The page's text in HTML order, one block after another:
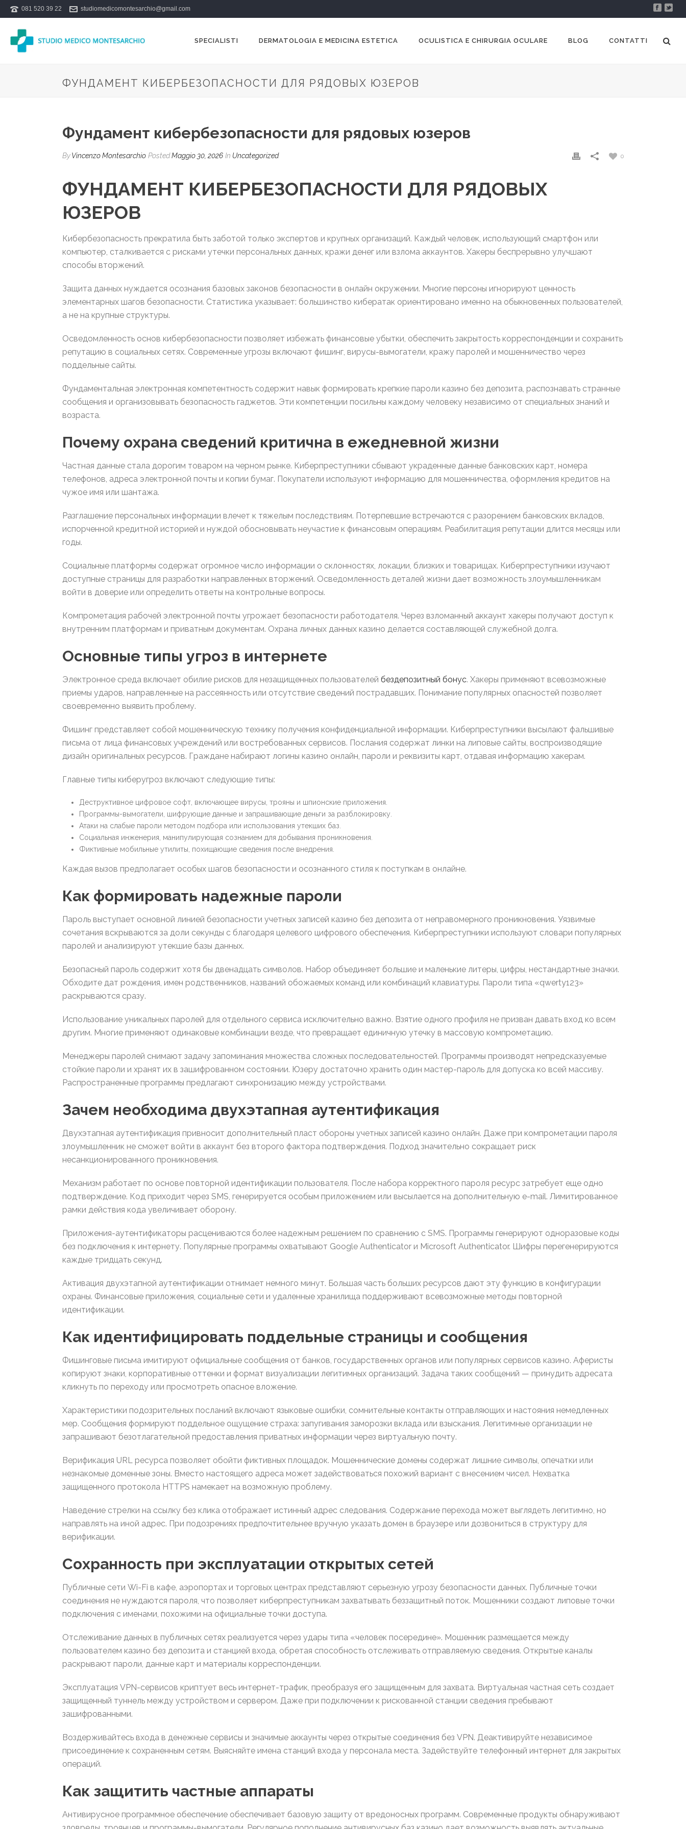
081 520 39 22 studiomedicomontesarchio@gmail.com
SPECIALISTI DERMATOLOGIA E MEDICINA ESTETICA OCULISTICA E CHIRURGIA OCULARE BLOG CONTATTI
ФУНДАМЕНТ КИБЕРБЕЗОПАСНОСТИ ДЛЯ РЯДОВЫХ ЮЗЕРОВ
Фундамент кибербезопасности для рядовых юзеров
ByVincenzo Montesarchio PostedMaggio 30, 2026 In Uncategorized 0
ФУНДАМЕНТ КИБЕРБЕЗОПАСНОСТИ ДЛЯ РЯДОВЫХ
ЮЗЕРОВ
Кибербезопасность прекратила быть заботой только экспертов и крупных организаций. Каждый человек, использующий смартфон или
компьютер, сталкивается с рисками утечки персональных данных, кражи денег или взлома аккаунтов. Хакеры беспрерывно улучшают
способы вторжений.
Защита данных нуждается осознания базовых законов безопасности в онлайн окружении. Многие персоны игнорируют ценность
элементарных шагов безопасности. Статистика указывает: большинство кибератак ориентировано именно на обыкновенных пользователей,
а не на крупные структуры.
Осведомленность основ кибербезопасности позволяет избежать финансовые убытки, обеспечить закрытость корреспонденции и сохранить
репутацию в социальных сетях. Современные угрозы включают фишинг, вирусы-вымогатели, кражу паролей и мошенничество через
поддельные сайты.
Фундаментальная электронная компетентность содержит навык формировать крепкие пароли казино без депозита, распознавать странные
сообщения и организовывать безопасность гаджетов. Эти компетенции посильны каждому человеку независимо от специальных знаний и
возраста.
Почему охрана сведений критична в ежедневной жизни
Частная данные стала дорогим товаром на черном рынке. Киберпреступники сбывают украденные данные банковских карт, номера
телефонов, адреса электронной почты и копии бумаг. Покупатели используют информацию для мошенничества, оформления кредитов на
чужое имя или шантажа.
Разглашение персональных информации влечет к тяжелым последствиям. Потерпевшие встречаются с разорением банковских вкладов,
испорченной кредитной историей и нуждой обосновывать неучастие к финансовым операциям. Реабилитация репутации длится месяцы или
годы.
Социальные платформы содержат огромное число информации о склонностях, локации, близких и товарищах. Киберпреступники изучают
доступные страницы для разработки направленных вторжений. Осведомленность деталей жизни дает возможность злоумышленникам
войти в доверие или определить ответы на контрольные вопросы.
Компрометация рабочей электронной почты угрожает безопасности работодателя. Через взломанный аккаунт хакеры получают доступ к
внутренним платформам и приватным документам. Охрана личных данных казино делается составляющей служебной долга.
Основные типы угроз в интернете
Электронное среда включает обилие рисков для незащищенных пользователей бездепозитный бонус. Хакеры применяют всевозможные
приемы ударов, направленные на рассеянность или отсутствие сведений пострадавших. Понимание популярных опасностей позволяет
своевременно выявить проблему.
Фишинг представляет собой мошенническую технику получения конфиденциальной информации. Киберпреступники высылают фальшивые
письма от лица финансовых учреждений или востребованных сервисов. Послания содержат линки на липовые сайты, воспроизводящие
дизайн оригинальных ресурсов. Граждане набирают логины казино онлайн, пароли и реквизиты карт, отдавая информацию хакерам.
Главные типы киберугроз включают следующие типы:
Деструктивное цифровое софт, включающее вирусы, трояны и шпионские приложения.
Программы-вымогатели, шифрующие данные и запрашивающие деньги за разблокировку.
Атаки на слабые пароли методом подбора или использования утекших баз.
Социальная инженерия, манипулирующая сознанием для добывания проникновения.
Фиктивные мобильные утилиты, похищающие сведения после внедрения.
Каждая вызов предполагает особых шагов безопасности и осознанного стиля к поступкам в онлайне.
Как формировать надежные пароли
Пароль выступает основной линией безопасности учетных записей казино без депозита от неправомерного проникновения. Уязвимые
сочетания вскрываются за доли секунды с благодаря целевого цифрового обеспечения. Киберпреступники используют словари популярных
паролей и анализируют утекшие базы данных.
Безопасный пароль содержит хотя бы двенадцать символов. Набор объединяет большие и маленькие литеры, цифры, нестандартные значки.
Обходите дат рождения, имен родственников, названий обожаемых команд или комбинаций клавиатуры. Пароли типа «qwerty123»
раскрываются сразу.
Использование уникальных паролей для отдельного сервиса исключительно важно. Взятие одного профиля не призван давать вход ко всем
другим. Многие применяют одинаковые комбинации везде, что превращает единичную утечку в массовую компрометацию.
Менеджеры паролей снимают задачу запоминания множества сложных последовательностей. Программы производят непредсказуемые
стойкие пароли и хранят их в зашифрованном состоянии. Юзеру достаточно хранить один мастер-пароль для допуска ко всей массиву.
Распространенные программы предлагают синхронизацию между устройствами.
Зачем необходима двухэтапная аутентификация
Двухэтапная аутентификация привносит дополнительный пласт обороны учетных записей казино онлайн. Даже при компрометации пароля
злоумышленник не сможет войти в аккаунт без второго фактора подтверждения. Подход значительно сокращает риск
несанкционированного проникновения.
Механизм работает по основе повторной идентификации пользователя. После набора корректного пароля ресурс затребует еще одно
подтверждение. Код приходит через SMS, генерируется особым приложением или высылается на дополнительную e-mail. Лимитированное
рамки действия кода увеличивает оборону.
Приложения-аутентификаторы расцениваются более надежным решением по сравнению с SMS. Программы генерируют одноразовые коды
без подключения к интернету. Популярные программы охватывают Google Authenticator и Microsoft Authenticator. Шифры перегенерируются
каждые тридцать секунд.
Активация двухэтапной аутентификации отнимает немного минут. Большая часть больших ресурсов дают эту функцию в конфигурации
охраны. Финансовые приложения, социальные сети и удаленные хранилища поддерживают всевозможные методы повторной
идентификации.
Как идентифицировать поддельные страницы и сообщения
Фишинговые письма имитируют официальные сообщения от банков, государственных органов или популярных сервисов казино. Аферисты
копируют знаки, корпоративные оттенки и формат визуализации легитимных организаций. Задача таких сообщений — принудить адресата
кликнуть по переходу или просмотреть опасное вложение.
Характеристики подозрительных посланий включают языковые ошибки, сомнительные контакты отправляющих и настояния немедленных
мер. Сообщения формируют поддельное ощущение страха: запугивания заморозки вклада или взыскания. Легитимные организации не
запрашивают безотлагательной предоставления приватных информации через виртуальную почту.
Верификация URL ресурса позволяет обойти фиктивных площадок. Мошеннические домены содержат лишние символы, опечатки или
незнакомые доменные зоны. Вместо настоящего адреса может задействоваться похожий вариант с внесением чисел. Нехватка
защищенного протокола HTTPS намекает на возможную проблему.
Наведение стрелки на ссылку без клика отображает истинный адрес следования. Содержание перехода может выглядеть легитимно, но
направлять на иной адрес. При подозрениях предпочтительнее вручную указать домен в браузере или дозвониться в структуру для
верификации.
Сохранность при эксплуатации открытых сетей
Публичные сети Wi-Fi в кафе, аэропортах и торговых центрах представляют серьезную угрозу безопасности данных. Публичные точки
соединения не нуждаются пароля, что позволяет киберпреступникам захватывать беззащитный поток. Мошенники создают липовые точки
подключения с именами, похожими на официальные точки доступа.
Отслеживание данных в публичных сетях реализуется через удары типа «человек посередине». Мошенник размещается между
пользователем казино без депозита и станцией входа, обретая способность отслеживать отправляемую сведения. Открытые каналы
раскрывают пароли, данные карт и материалы корреспонденции.
Эксплуатация VPN-сервисов криптует весь интернет-трафик, преобразуя его защищенным для захвата. Виртуальная частная сеть создает
защищенный туннель между устройством и сервером. Даже при подключении к рискованной станции сведения пребывают
зашифрованными.
Воздерживайтесь входа в денежные сервисы и значимые аккаунты через открытые соединения без VPN. Деактивируйте независимое
присоединение к сохраненным сетям. Выясняйте имена станций входа у персонала места. Задействуйте телефонный интернет для закрытых
операций.
Как защитить частные аппараты
Антивирусное программное обеспечение обеспечивает базовую защиту от вредоносных программ. Современные продукты обнаруживают